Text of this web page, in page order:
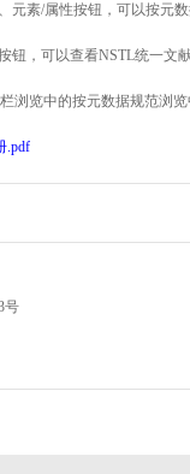
元素/属性按钮，可以按元
钮，可以查看NSTL统一文
浏览中的按元数据规范浏
.pdf
号